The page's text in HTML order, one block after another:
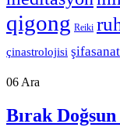
qigong Reiki
çinastrolojisi
06 Ara
Bırak